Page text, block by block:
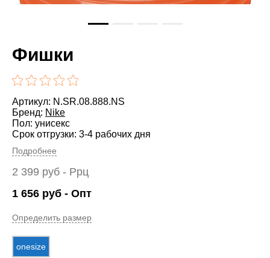
Фишки
Артикул: N.SR.08.888.NS
Бренд: Nike
Пол: унисекс
Срок отгрузки: 3-4 рабочих дня
Подробнее
2 399 руб - Ррц
1 656 руб - Опт
Определить размер
onesize